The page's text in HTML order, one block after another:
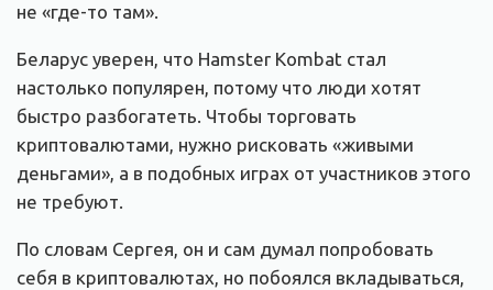
не «где-то там».
Беларус уверен, что Hamster Kombat стал
настолько популярен, потому что люди хотят
быстро разбогатеть. Чтобы торговать
криптовалютами, нужно рисковать «живыми
деньгами», а в подобных играх от участников этого
не требуют.
По словам Сергея, он и сам думал попробовать
себя в криптовалютах, но побоялся вкладываться,